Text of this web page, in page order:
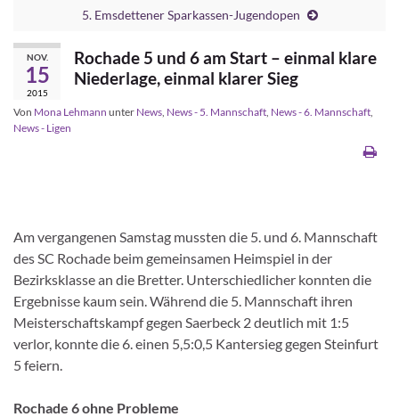
5. Emsdettener Sparkassen-Jugendopen
NOV.
15
2015
Rochade 5 und 6 am Start – einmal klare
Niederlage, einmal klarer Sieg
Von Mona Lehmann unter News News - 5. Mannschaft News - 6. Mannschaft
News - Ligen
Am vergangenen Samstag mussten die 5. und 6. Mannschaft
des SC Rochade beim gemeinsamen Heimspiel in der
Bezirksklasse an die Bretter. Unterschiedlicher konnten die
Ergebnisse kaum sein. Während die 5. Mannschaft ihren
Meisterschaftskampf gegen Saerbeck 2 deutlich mit 1:5
verlor, konnte die 6. einen 5,5:0,5 Kantersieg gegen Steinfurt
5 feiern.
Rochade 6 ohne Probleme